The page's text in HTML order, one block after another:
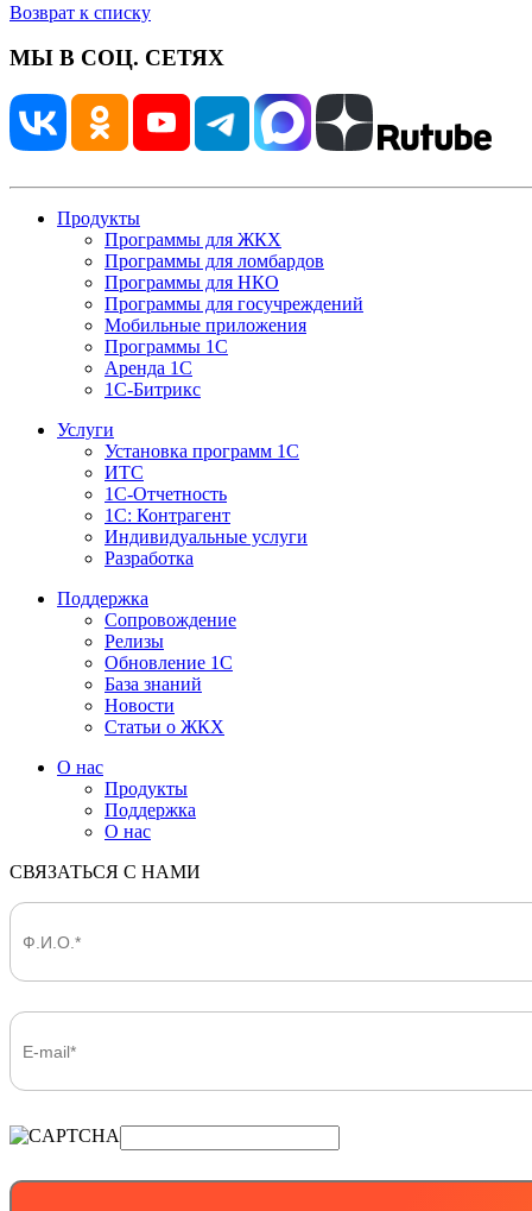
Возврат к списку
МЫ В СОЦ. СЕТЯХ
Продукты
Программы для ЖКХ
Программы для ломбардов
Программы для НКО
Программы для госучреждений
Мобильные приложения
Программы 1С
Аренда 1С
1С-Битрикс
Услуги
Установка программ 1С
ИТС
1С-Отчетность
1С: Контрагент
Индивидуальные услуги
Разработка
Поддержка
Сопровождение
Релизы
Обновление 1С
База знаний
Новости
Статьи о ЖКХ
О нас
Продукты
Поддержка
О нас
СВЯЗАТЬСЯ С НАМИ